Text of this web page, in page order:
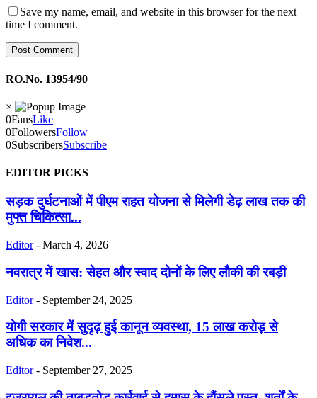
Save my name, email, and website in this browser for the next
time I comment.
RO.No. 13954/90
×
0FansLike
0FollowersFollow
0SubscribersSubscribe
EDITOR PICKS
सड़क दुर्घटनाओं में पीएम राहत योजना से मिलेगी डेढ़ लाख तक की
मुफ्त चिकित्सा...
Editor - March 4, 2026
नवरात्र में खास: सेहत और स्वाद दोनों के लिए लौकी की रबड़ी
Editor - September 24, 2025
योगी सरकार में सुदृढ़ हुई कानून व्यवस्था, 15 लाख करोड़ से
अधिक का निवेश...
Editor - September 27, 2025